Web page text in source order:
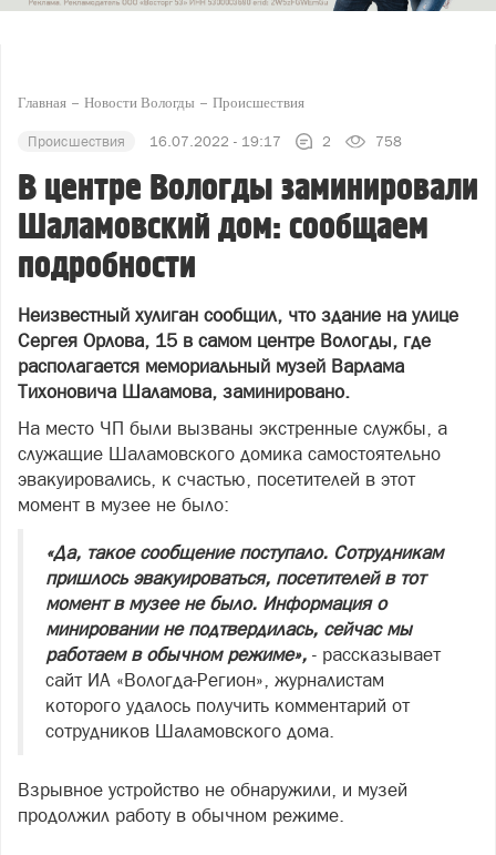
Главная Новости Вологды Происшествия
Происшествия 16.07.2022 - 19:17 2 758
В центре Вологды заминировали
Шаламовский дом: сообщаем
подробности
Неизвестный хулиган сообщил, что здание на улице
Сергея Орлова, 15 в самом центре Вологды, где
располагается мемориальный музей Варлама
Тихоновича Шаламова, заминировано.
На место ЧП были вызваны экстренные службы, а
служащие Шаламовского домика самостоятельно
эвакуировались, к счастью, посетителей в этот
момент в музее не было:
«Да, такое сообщение поступало. Сотрудникам
пришлось эвакуироваться, посетителей в тот
момент в музее не было. Информация о
минировании не подтвердилась, сейчас мы
работаем в обычном режиме», - рассказывает
сайт ИА «Вологда-Регион», журналистам
которого удалось получить комментарий от
сотрудников Шаламовского дома.
Взрывное устройство не обнаружили, и музей
продолжил работу в обычном режиме.